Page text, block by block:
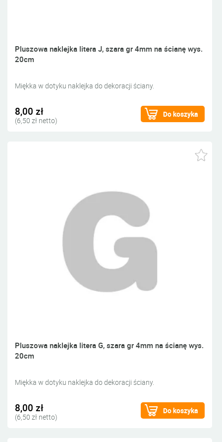
Pluszowa naklejka litera J, szara gr 4mm na ścianę wys.
20cm
Miękka w dotyku naklejka do dekoracji ściany.
8,00 zł
(6,50 zł netto)
Do koszyka
Pluszowa naklejka litera G, szara gr 4mm na ścianę wys.
20cm
Miękka w dotyku naklejka do dekoracji ściany.
8,00 zł
(6,50 zł netto)
Do koszyka